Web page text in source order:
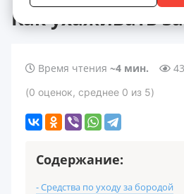
Как ухаживать
Время чтения ~4 мин.
(0 оценок, среднее 0 из 5)
Содержание:
- Средства по уходу за бородой